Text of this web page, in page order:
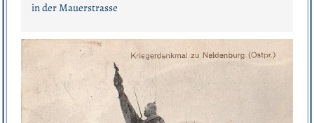
in der Mauerstrasse